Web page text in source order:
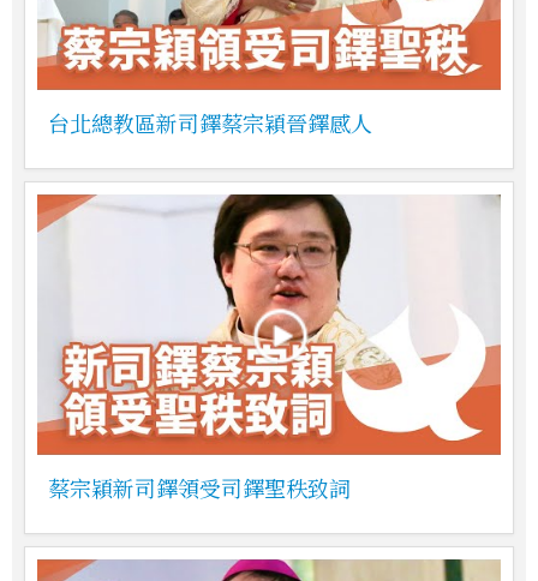
台北總教區新司鐸蔡宗穎晉鐸感人
蔡宗穎新司鐸領受司鐸聖秩致詞